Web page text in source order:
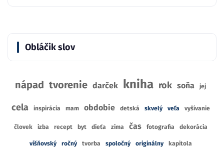
Obláčik slov
nápad tvorenie darček kniha rok soňa jej
cela inspirácia mam obdobie detská skvelý veľa vyšívanie
človek izba recept byt dieťa zima čas fotografia dekorácia
višňovský ročný tvorba spoločný originálny kapitola